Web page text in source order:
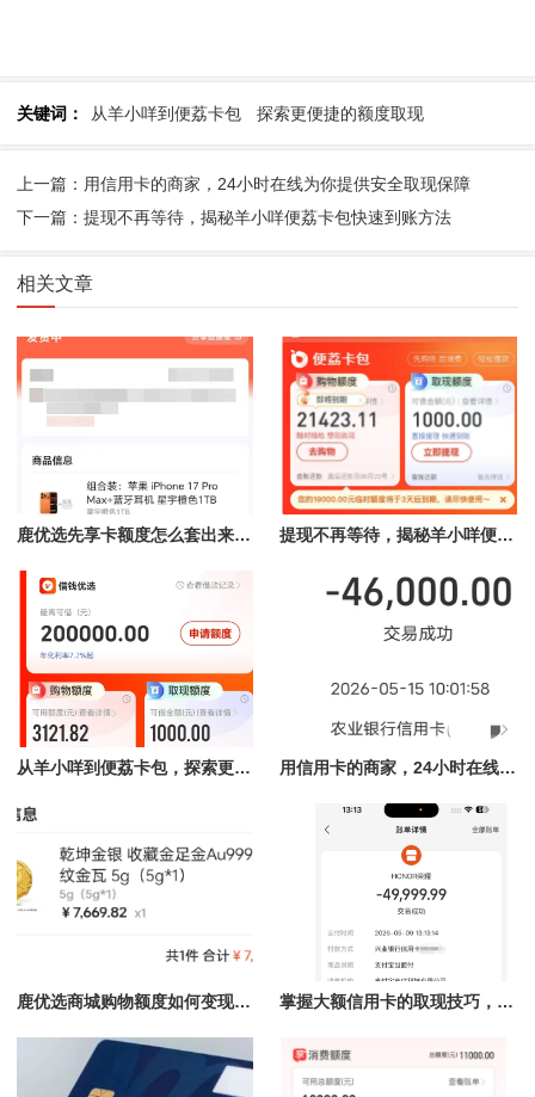
关键词： 从羊小咩到便荔卡包 探索更便捷的额度取现
上一篇：用信用卡的商家，24小时在线为你提供安全取现保障
下一篇：提现不再等待，揭秘羊小咩便荔卡包快速到账方法
相关文章
鹿优选先享卡额度怎么套出来，手把手教你最新提现方法（2026已更新） 提现不再等待，揭秘羊小咩便荔卡包快速到账方法
从羊小咩到便荔卡包，探索更便捷的额度取现 用信用卡的商家，24小时在线为你提供安全取现保障
鹿优选商城购物额度如何变现？最快到账的方式都在这里 掌握大额信用卡的取现技巧，轻松应对资金需求